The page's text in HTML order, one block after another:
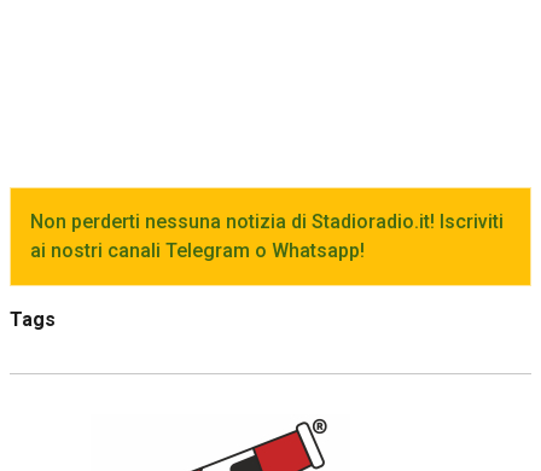
Non perderti nessuna notizia di Stadioradio.it! Iscriviti
ai nostri canali Telegram o Whatsapp!
Tags